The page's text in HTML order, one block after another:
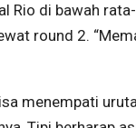
Rio di bawah
round 2.
menempati